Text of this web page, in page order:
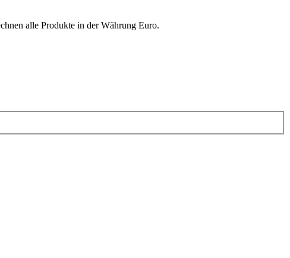
alle Produkte in der Währung Euro.